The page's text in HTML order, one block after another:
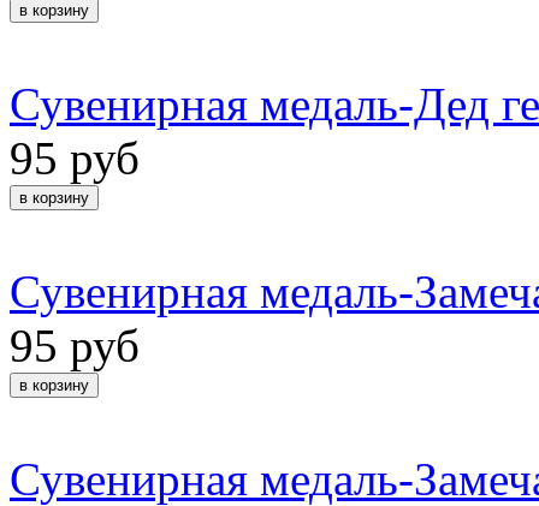
Сувенирная медаль-Дед
95 руб
Сувенирная медаль-
95 руб
Сувенирная медаль-